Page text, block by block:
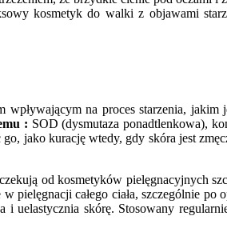
kosmetyk do walki z objawami
na proces starzenia, jakim
: SOD (dysmutaza ponadtlenkowa),
jako kurację wtedy, gdy skóra jest
od kosmetyków pielęgnacyjnych
pielęgnacji całego ciała, szczególnie po
uelastycznia skórę. Stosowany